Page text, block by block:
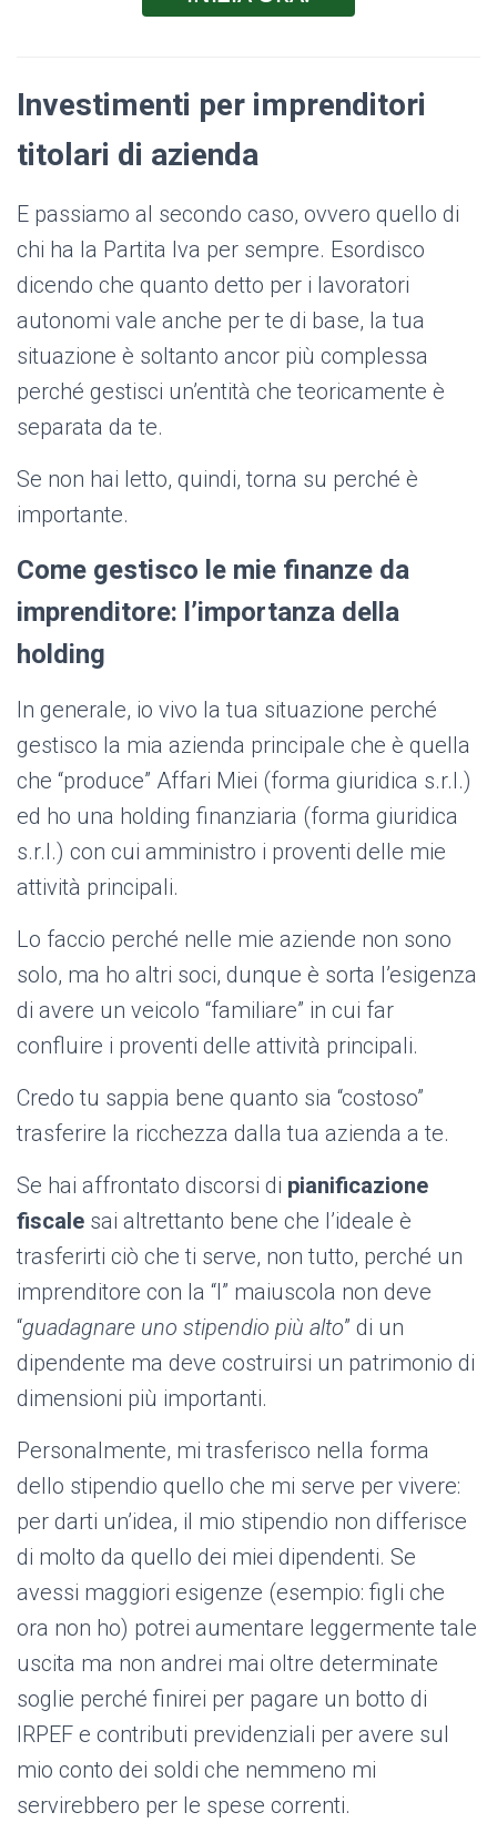
Investimenti per imprenditori
titolari di azienda
E passiamo al secondo caso, ovvero quello di
chi ha la Partita Iva per sempre. Esordisco
dicendo che quanto detto per i lavoratori
autonomi vale anche per te di base, la tua
situazione è soltanto ancor più complessa
perché gestisci un’entità che teoricamente è
separata da te.
Se non hai letto, quindi, torna su perché è
importante.
Come gestisco le mie finanze da
imprenditore: l’importanza della
holding
In generale, io vivo la tua situazione perché
gestisco la mia azienda principale che è quella
che “produce” Affari Miei (forma giuridica s.r.l.)
ed ho una holding finanziaria (forma giuridica
s.r.l.) con cui amministro i proventi delle mie
attività principali.
Lo faccio perché nelle mie aziende non sono
solo, ma ho altri soci, dunque è sorta l’esigenza
di avere un veicolo “familiare” in cui far
confluire i proventi delle attività principali.
Credo tu sappia bene quanto sia “costoso”
trasferire la ricchezza dalla tua azienda a te.
Se hai affrontato discorsi di pianificazione
fiscale sai altrettanto bene che l’ideale è
trasferirti ciò che ti serve, non tutto, perché un
imprenditore con la “I” maiuscola non deve
“guadagnare uno stipendio più alto” di un
dipendente ma deve costruirsi un patrimonio di
dimensioni più importanti.
Personalmente, mi trasferisco nella forma
dello stipendio quello che mi serve per vivere:
per darti un’idea, il mio stipendio non differisce
di molto da quello dei miei dipendenti. Se
avessi maggiori esigenze (esempio: figli che
ora non ho) potrei aumentare leggermente tale
uscita ma non andrei mai oltre determinate
soglie perché finirei per pagare un botto di
IRPEF e contributi previdenziali per avere sul
mio conto dei soldi che nemmeno mi
servirebbero per le spese correnti.